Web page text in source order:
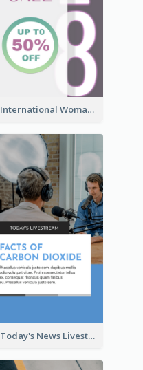
International Woman's Day Instagram Story Design
Today's News Livestream Instagram Story